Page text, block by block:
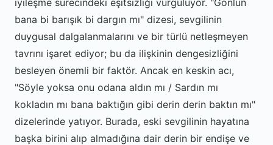
iyileşme sürecindeki eşitsizliği vurguluyor. "Gönlün
bana bi barışık bi dargın mı" dizesi, sevgilinin
duygusal dalgalanmalarını ve bir türlü netleşmeyen
tavrını işaret ediyor; bu da ilişkinin dengesizliğini
besleyen önemli bir faktör. Ancak en keskin acı,
"Söyle yoksa onu odana aldın mı / Sardın mı
kokladın mı bana baktığın gibi derin derin baktın mı"
dizelerinde yatıyor. Burada, eski sevgilinin hayatına
başka birini alıp almadığına dair derin bir endişe ve